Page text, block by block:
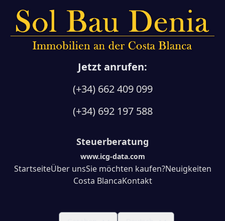
Jetzt anrufen:
(+34) 662 409 099
(+34) 692 197 588
Steuerberatung
www.icg-data.com
StartseiteÜber unsSie möchten kaufen?Neuigkeiten
Costa BlancaKontakt